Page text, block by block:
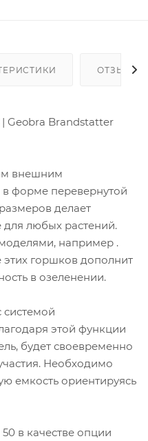
ОТЗЫВЫ
Geobra Brandstatter
внешним
форме перевернутой
делает
любых растений.
например .
горшков дополнит
в озеленении.
системой
этой функции
будет своевременно
Необходимо
емкость ориентируясь
в качестве опции